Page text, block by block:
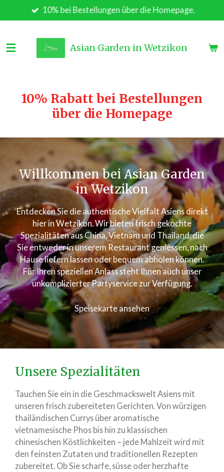
Hauptinhalt
10% bei Bestellungen über die Homepage.
Asian Garden in Wetzikon
10% Rabatt bei Bestellungen
über die Homepage
Willkommen bei Asian Garden
in Wetzikon
Entdecken Sie die authentische Vielfalt Asiens direkt
hier in Wetzikon. Wir bieten frisch gekochte
Spezialitäten aus China, Vietnam und Thailand, die
Sie entweder in unserem Restaurant geniessen, nach
Hause liefern lassen oder bequem abholen können.
Für Ihren speziellen Anlass steht Ihnen auch unser
unkomplizierter Partyservice zur Verfügung.
Speisekarte ansehen
Unsere Spezialitäten
Tauchen Sie ein in die Geschmackswelt Asiens mit
unseren frisch zubereiteten Gerichten. Von würzigen
thailändischen Currys über aromatische
vietnamesische Phos bis hin zu klassischen
chinesischen Köstlichkeiten – jede Mahlzeit wird mit
den feinsten Zutaten und traditionellen Rezepten
zubereitet. Ob Sie scharfe, süsse oder herzhafte